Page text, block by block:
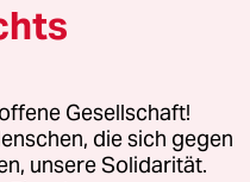
GmbH
oder für Genehmigungen
Gesellschaft!
die sich gegen
unsere Solidarität.